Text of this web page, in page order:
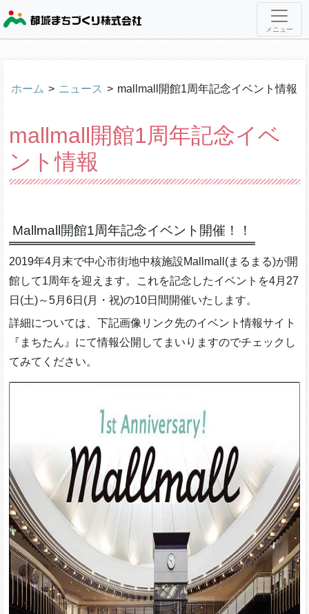
メニュー
ホーム > ニュース > mallmall開館1周年記念イベント情報
mallmall開館1周年記念イベ
ント情報
Mallmall開館1周年記念イベント開催！！
2019年4月末で中心市街地中核施設Mallmall(まるまる)が開
館して1周年を迎えます。これを記念したイベントを4月27
日(土)～5月6日(月・祝)の10日間開催いたします。
詳細については、下記画像リンク先のイベント情報サイト
『まちたん』にて情報公開してまいりますのでチェックし
てみてください。